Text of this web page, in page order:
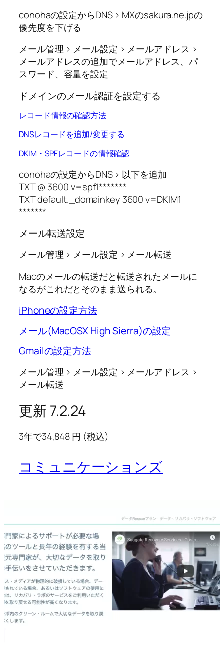
conohaの設定からDNS > MXのsakura.ne.jpの
優先度を下げる
メール管理 > メール設定 > メールアドレス >
メールアドレスの追加でメールアドレス、パ
スワード、容量を設定
ドメインのメール認証を設定する
レコード情報の確認方法
DNSレコードを追加/変更する
DKIM・SPFレコードの情報確認
conohaの設定からDNS > 以下を追加
TXT @ 3600 v=spf1*******
TXT default._domainkey 3600 v=DKIM1
*******
メール転送設定
メール管理 > メール設定 > メール転送
Macのメールの転送だと転送されたメールに
なるがこれだとそのまま送られる。
iPhoneの設定方法
メール(MacOSX High Sierra)の設定
Gmailの設定方法
メール管理 > メール設定 > メールアドレス >
メール転送
更新 7.2.24
3年で34,848 円 (税込)
コミュニケーションズ